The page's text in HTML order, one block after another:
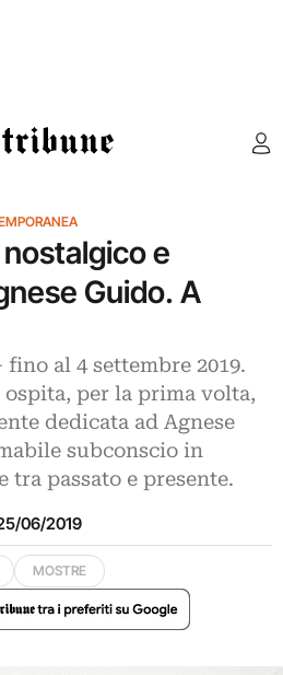
e
Guido. A
al 4 settembre 2019.
per la prima volta,
dedicata ad Agnese
subconscio in
tra passato e presente.
06/2019
MOSTRE